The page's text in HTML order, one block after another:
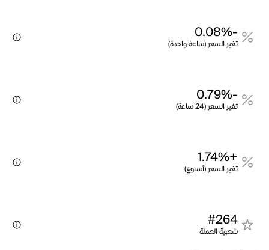
-0.08%
تغير السعر (ساعة واحدة)
-0.79%
تغير السعر (24 ساعة)
+1.74%
تغير السعر (أسبوع)
#264
شعبية العملة